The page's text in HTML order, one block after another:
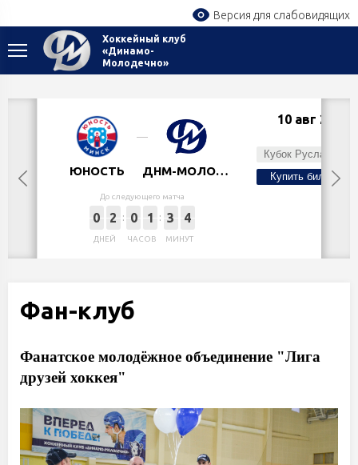
Версия для слабовидящих
Хоккейный клуб
«Динамо-
Молодечно»
ЮНОСТЬ ДНМ-МОЛОДЕЧНО
До следующего матча
0 2
ДНЕЙ
0 1
ЧАСОВ
3 4
МИНУТ
10 авг 2026
Купить билет
Фан-клуб
Фанатское молодёжное объединение "Лига
друзей хоккея"